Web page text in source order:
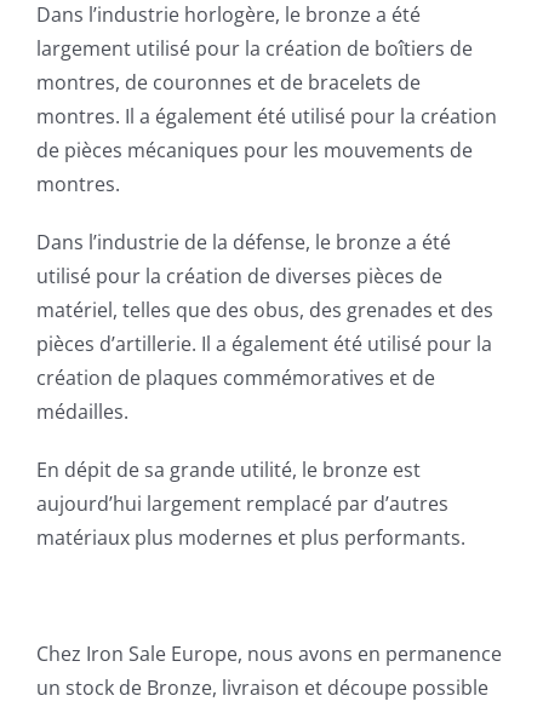
Dans l’industrie horlogère, le bronze a été
largement utilisé pour la création de boîtiers de
montres, de couronnes et de bracelets de
montres. Il a également été utilisé pour la création
de pièces mécaniques pour les mouvements de
montres.
Dans l’industrie de la défense, le bronze a été
utilisé pour la création de diverses pièces de
matériel, telles que des obus, des grenades et des
pièces d’artillerie. Il a également été utilisé pour la
création de plaques commémoratives et de
médailles.
En dépit de sa grande utilité, le bronze est
aujourd’hui largement remplacé par d’autres
matériaux plus modernes et plus performants.
Chez Iron Sale Europe, nous avons en permanence
un stock de Bronze, livraison et découpe possible